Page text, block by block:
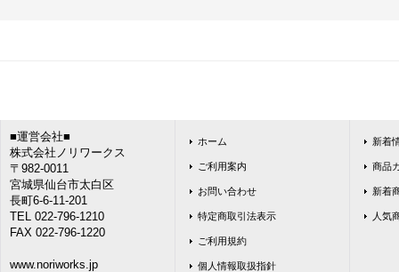
■運営会社■
株式会社ノリワークス
〒982-0011
宮城県仙台市太白区
長町6-6-11-201
TEL 022-796-1210
FAX 022-796-1220
www.noriworks.jp
ホーム
ご利用案内
お問い合わせ
特定商取引法表示
ご利用規約
個人情報取扱指針
新着
商品
新着
人気